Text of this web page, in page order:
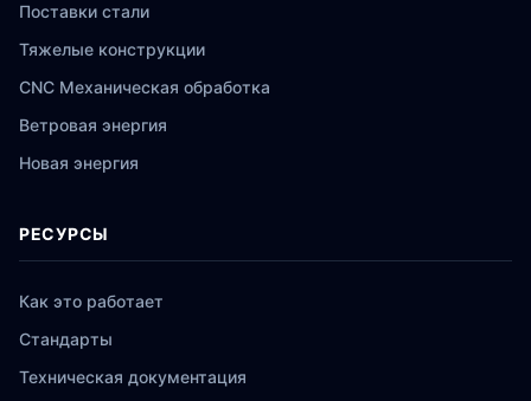
Поставки стали
Тяжелые конструкции
CNC Механическая обработка
Ветровая энергия
Новая энергия
РЕСУРСЫ
Как это работает
Стандарты
Техническая документация